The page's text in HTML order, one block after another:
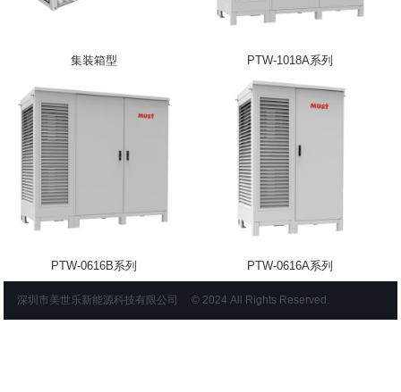
集装箱型 PTW-1018A系列
PTW-0616B系列 PTW-0616A系列
深圳市美世乐新能源科技有限公司 © 2024 All Rights Reserved.